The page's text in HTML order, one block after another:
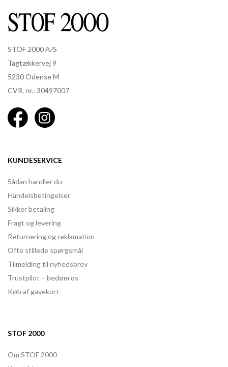
STOF 2000 A/S
Tagtækkervej 9
5230 Odense M
CVR. nr.: 30497007
KUNDESERVICE
Sådan handler du
Handelsbetingelser
Sikker betaling
Fragt og levering
Returnering og reklamation
Ofte stillede spørgsmål
Tilmelding til nyhedsbrev
Trustpilot – bedøm os
Køb af gavekort
STOF 2000
Om STOF 2000